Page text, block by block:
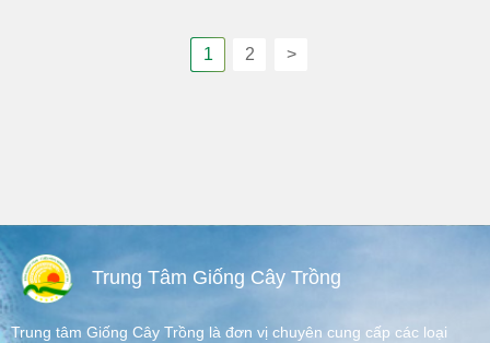
1 2 >
Trung Tâm Giống Cây Trồng
Trung tâm Giống Cây Trồng là đơn vị chuyên cung cấp các loại